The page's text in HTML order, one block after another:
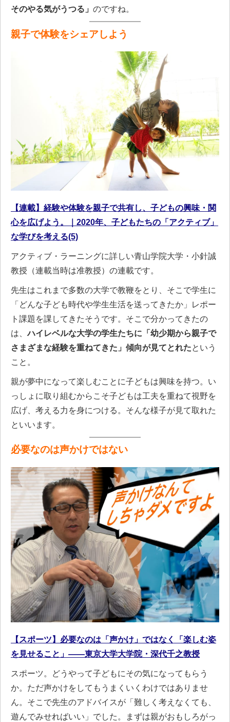
そのやる気がうつる」 のですね。
親子で体験をシェアしよう
【連載】経験や体験を親子で共有し、子どもの興味・関
心を広げよう。｜2020年、子どもたちの「アクティブ」
な学びを考える(5)
アクティブ・ラーニングに詳しい青山学院大学・小針誠
教授（連載当時は准教授）の連載です。
先生はこれまで多数の大学で教鞭をとり、そこで学生に
「どんな子ども時代や学生生活を送ってきたか」レポー
ト課題を課してきたそうです。そこで分かってきたの
は、ハイレベルな大学の学生たちに「幼少期から親子で
さまざまな経験を重ねてきた」傾向が見てとれたという
こと。
親が夢中になって楽しむことに子どもは興味を持つ。い
っしょに取り組むからこそ子どもは工夫を重ねて視野を
広げ、考える力を身につける。そんな様子が見て取れた
といいます。
必要なのは声かけではない
【スポーツ】必要なのは「声かけ」ではなく「楽しむ姿
を見せること」――東京大学大学院・深代千之教授
スポーツ。どうやって子どもにその気になってもらう
か。ただ声かけをしてもうまくいくわけではありませ
ん。そこで先生のアドバイスが「難しく考えなくても、
遊んでみせればいい」でした。まずは親がおもしろがっ